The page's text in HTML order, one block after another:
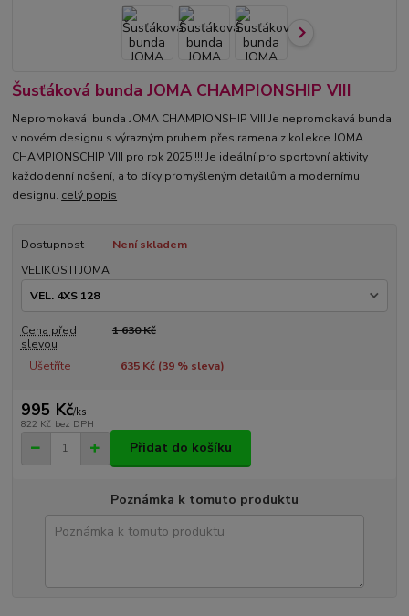
Šusťáková bunda JOMA CHAMPIONSHIP VIII
Nepromokavá bunda JOMA CHAMPIONSHIP VIII Je nepromokavá bunda
v novém designu s výrazným pruhem přes ramena z kolekce JOMA
CHAMPIONSCHIP VIII pro rok 2025 !!! Je ideální pro sportovní aktivity i
každodenní nošení, a to díky promyšleným detailům a modernímu
designu. celý popis
Dostupnost
Není skladem
VELIKOSTI JOMA
Cena před
slevou
1 630 Kč
Ušetříte 635 Kč (39% sleva)
995 Kč/ks
822 Kč bez DPH
Přidat do košíku
Poznámka k tomuto produktu